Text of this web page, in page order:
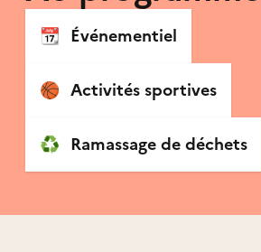
📆 Événementiel
🏀 Activités sportives
♻️ Ramassage de déchets